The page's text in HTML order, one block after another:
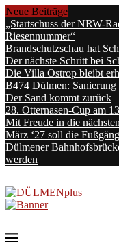
Neue Beiträge
„Startschuss der NRW-
Riesennummer“
Brandschutzschau hat
Der nächste Schritt bei
Die Villa Ostrop bleibt
B474 Dülmen: Sanierung
Der Sand kommt zurück
28. Otternasen-Cup am
Mit Freude in die
März ‘27 soll die
Dülmener
werden